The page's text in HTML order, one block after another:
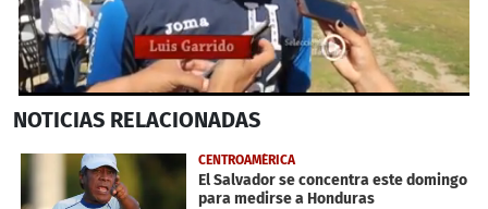
seconds
29
seconds
NOTICIAS RELACIONADAS
CENTROAMÉRICA
El Salvador se concentra este domingo
para medirse a Honduras